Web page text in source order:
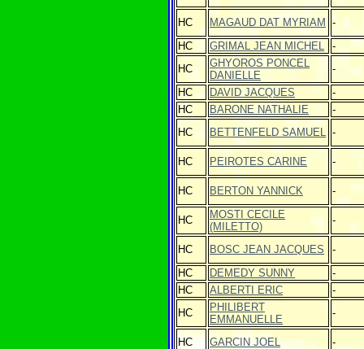
HC MAGAUD DAT MYRIAM
-
HC
GRIMAL JEAN MICHEL
-
HC
GHYOROS PONCEL
DANIELLE
-
HC
DAVID JACQUES
-
HC
BARONE NATHALIE
-
HC
BETTENFELD SAMUEL -
HC PEIROTES CARINE -
HC BERTON YANNICK -
HC
MOSTI CECILE
(MILETTO)
-
HC BOSC JEAN JACQUES
-
HC
DEMEDY SUNNY
-
HC
ALBERTI ERIC
-
HC
PHILIBERT
EMMANUELLE
-
HC GARCIN JOEL -